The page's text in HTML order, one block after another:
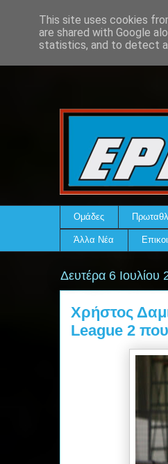
Ομάδες
Άλλα Νέα
Δευτέρα 6 Ιουλίου
Χρήστος
League 2
This site uses cookies
are shared with Google
statistics, and to detect